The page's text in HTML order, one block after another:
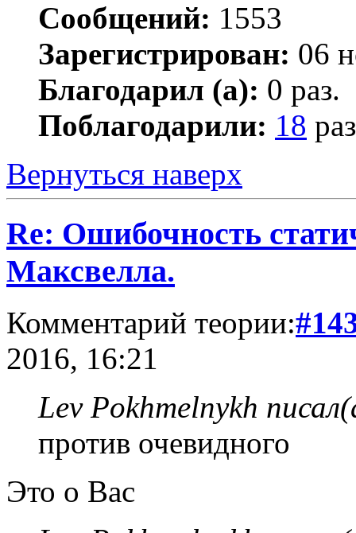
Сообщений: 1553
Зарегистрирован: 06
Благодарил (а): 0 раз.
Поблагодарили: 18
Вернуться наверх
Re: Ошибочность
Максвелла.
Комментарий теории:
2016, 16:21
Lev Pokhmelnykh
против очевидного
Это о Вас